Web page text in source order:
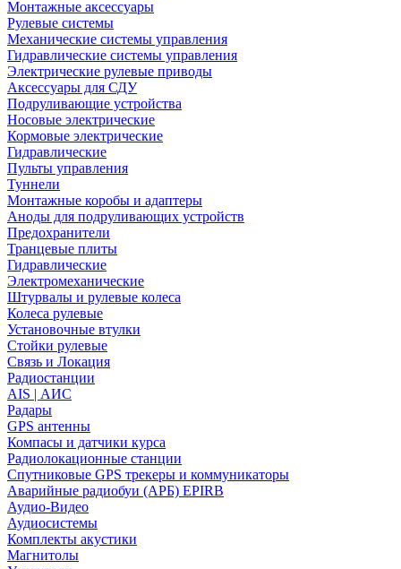
Монтажные аксессуары
Рулевые системы
Механические системы управления
Гидравлические системы управления
Электрические рулевые приводы
Аксессуары для СДУ
Подруливающие устройства
Носовые электрические
Кормовые электрические
Гидравлические
Пульты управления
Туннели
Монтажные коробы и адаптеры
Аноды для подруливающих устройств
Предохранители
Транцевые плиты
Гидравлические
Электромеханические
Штурвалы и рулевые колеса
Колеса рулевые
Установочные втулки
Стойки рулевые
Связь и Локация
Радиостанции
AIS | АИС
Радары
GPS антенны
Компасы и датчики курса
Радиолокационные станции
Спутниковые GPS трекеры и коммуникаторы
Аварийные радиобуи (АРБ) EPIRB
Аудио-Видео
Аудиосистемы
Комплекты акустики
Магнитолы